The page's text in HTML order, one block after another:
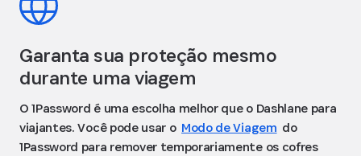
Garanta sua proteção mesmo
durante uma viagem
O 1Password é uma escolha melhor que o Dashlane para
viajantes. Você pode usar o Modo de Viagem do
1Password para remover temporariamente os cofres